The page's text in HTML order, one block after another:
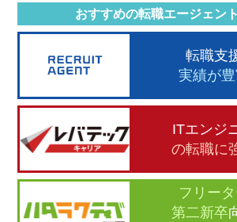
おすすめの転職エージェント
転職支
実績が豊
ITエンジ
の転職に
フリー
第二新卒